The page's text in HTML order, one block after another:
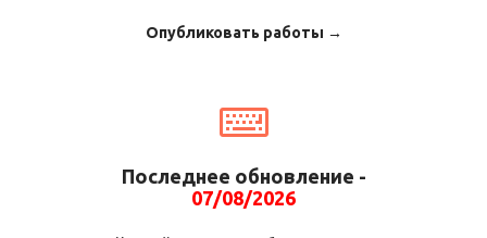
Опубликовать работы →
Последнее обновление -
07/08/2026